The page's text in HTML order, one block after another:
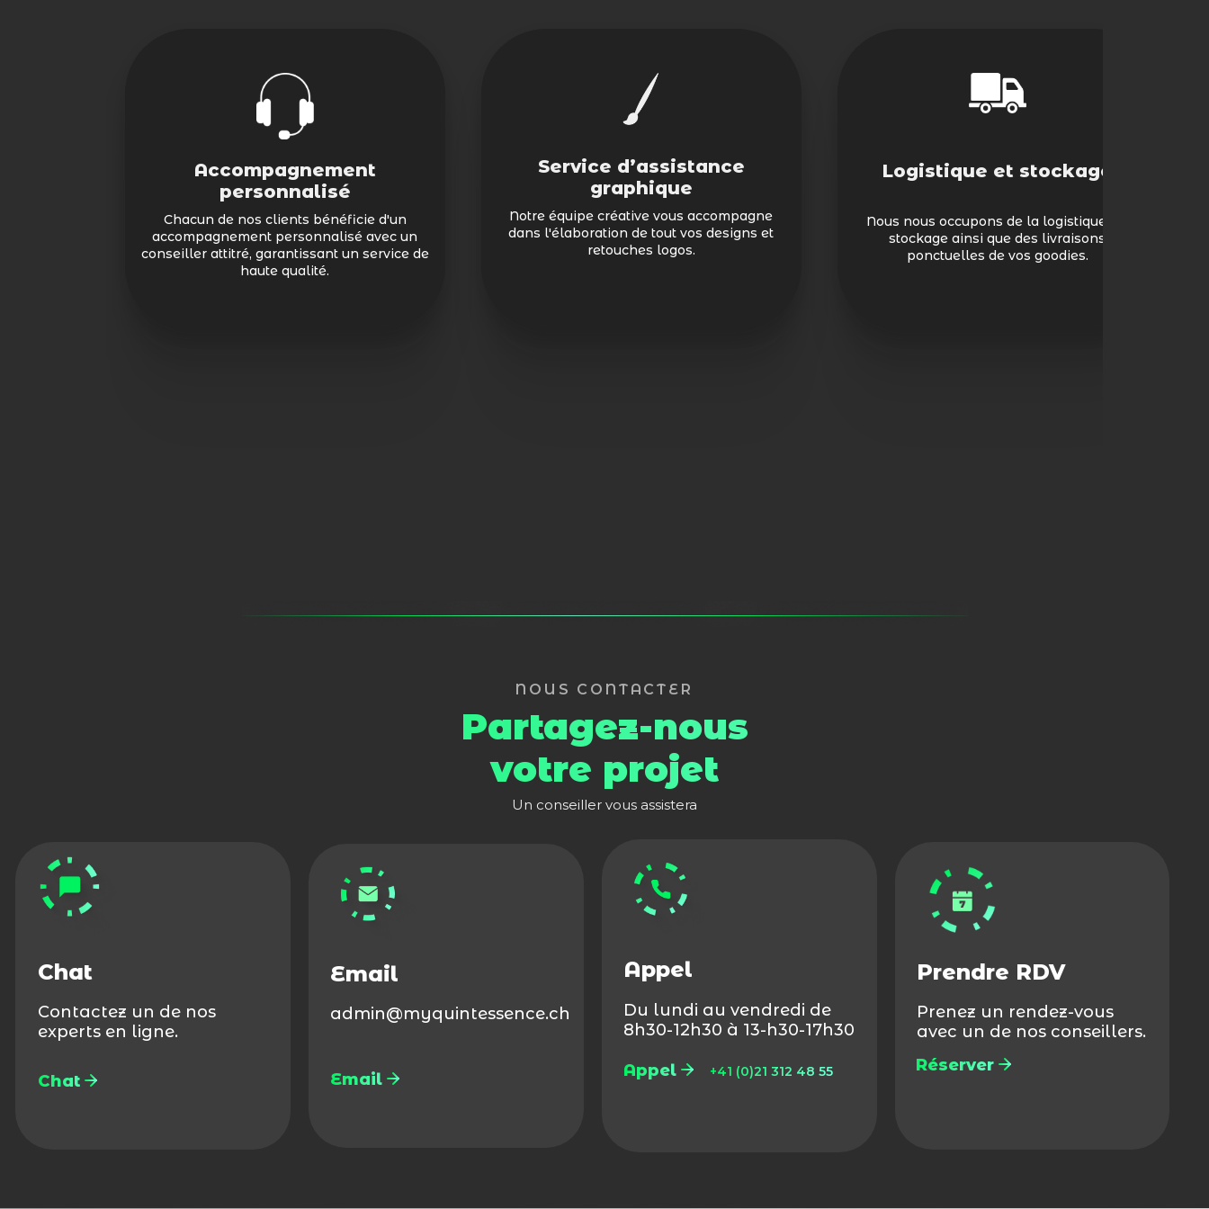
Accompagnement
personnalisé
Chacun de nos clients bénéficie d'un
accompagnement personnalisé avec un
conseiller attitré, garantissant un service de
haute qualité.
Service d’assistance
graphique
Notre équipe créative vous accompagne
dans l'élaboration de tout vos designs et
retouches logos.
Logistique et stockage
Nous nous occupons de la logistique, du
stockage ainsi que des livraisons
ponctuelles de vos goodies.
NOUS CONTACTER
Partagez-nous
votre projet
Un conseiller vous assistera
Chat
Contactez un de nos
experts en ligne.
Chat
Email
admin@myquintessence.ch
Email
Appel
Du lundi au vendredi de
8h30-12h30 à 13-h30-17h30
Appel +41 (0)21 312 48 55
Prendre RDV
Prenez un rendez-vous
avec un de nos conseillers.
Réserver